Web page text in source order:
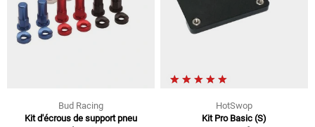
Bud Racing
Kit d'écrous de support pneu
HotSwop
Kit Pro Basic (S)